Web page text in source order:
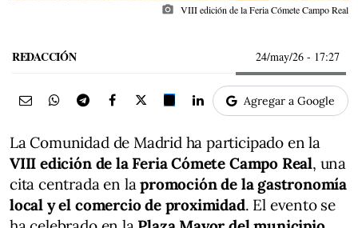
photo_camera VIII edición de la Feria Cómete Campo Real
REDACCIÓN 24/may/26 - 17:27
Agregar a Google
La Comunidad de Madrid ha participado en la
VIII edición de la Feria Cómete Campo Real, una
cita centrada en lapromoción de la gastronomía
local y el comercio de proximidad. El evento se